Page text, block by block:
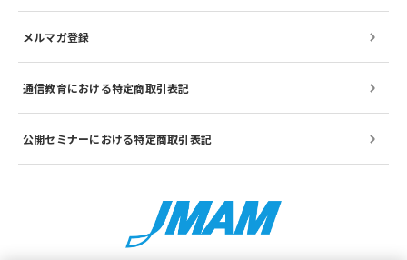
メルマガ登録
通信教育における特定商取引表記
公開セミナーにおける特定商取引表記